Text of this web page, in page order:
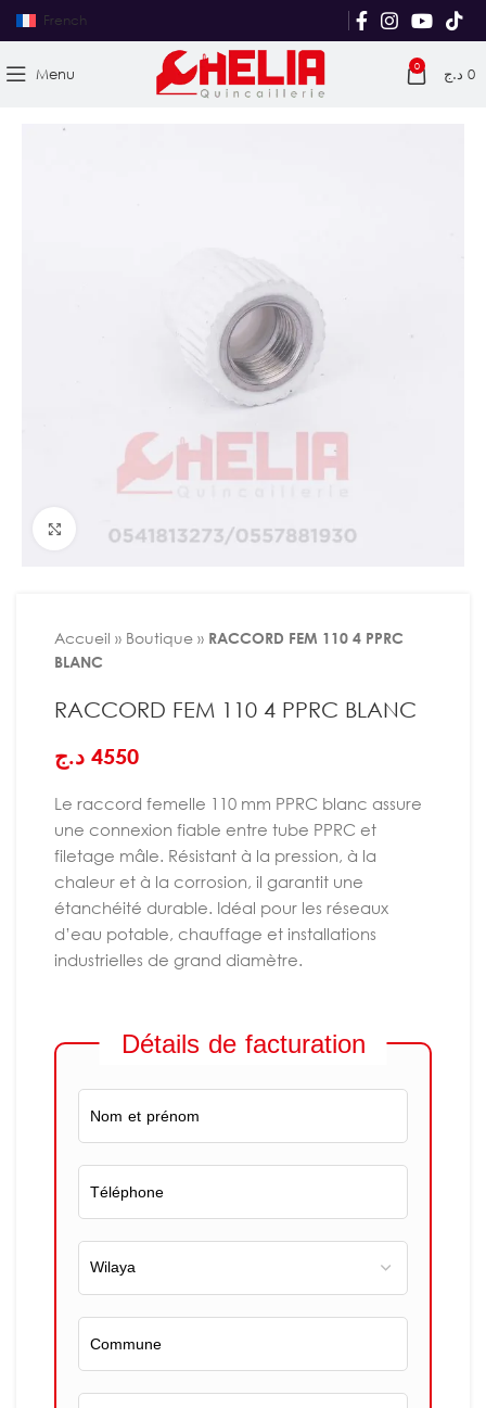
French
Menu 0 0 د.ج
Agrandir
Accueil » Boutique » RACCORD FEM 110 4 PPRC
BLANC
RACCORD FEM 110 4 PPRC BLANC
4550 د.ج
Le raccord femelle 110 mm PPRC blanc assure
une connexion fiable entre tube PPRC et
filetage mâle. Résistant à la pression, à la
chaleur et à la corrosion, il garantit une
étanchéité durable. Idéal pour les réseaux
d’eau potable, chauffage et installations
industrielles de grand diamètre.
Détails de facturation